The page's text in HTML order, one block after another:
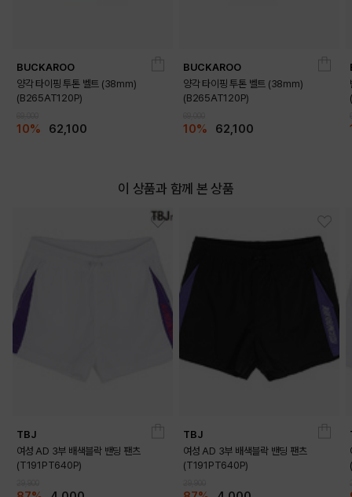
BLACK
BUCKAROO
양각 타이핑 투톤 벨트 (38mm)
(B265AT120P)
10% 62,100
BUCKAROO
양각 타이핑 투톤 벨트 (38mm)
(B265AT120P)
10% 62,100
이 상품과 함께 본 상품
TBJ
여성 AD 3부 배색블락 밴딩 팬츠
(T191PT640P)
TBJ
여성 AD 3부 배색블락 밴딩 팬츠
(T191PT640P)